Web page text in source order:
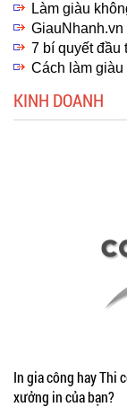
Làm giàu
GiauNhanh.vn
7 bí quyết đầu
Cách làm
KINH DOANH
In gia công hay Thi
xưởng in của bạn?